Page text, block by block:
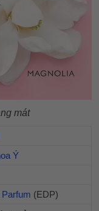
mát
Ý
(EDP)